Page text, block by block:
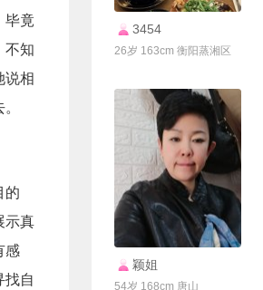
毕竟
不知
说相
的
示真
感
找自
联系Ta
3454
26岁 163cm 衡阳蒸湘区
颖姐
54岁 168cm 唐山